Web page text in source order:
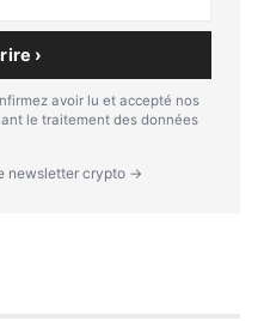
›
avoir lu et accepté nos
le traitement des données
newsletter crypto →